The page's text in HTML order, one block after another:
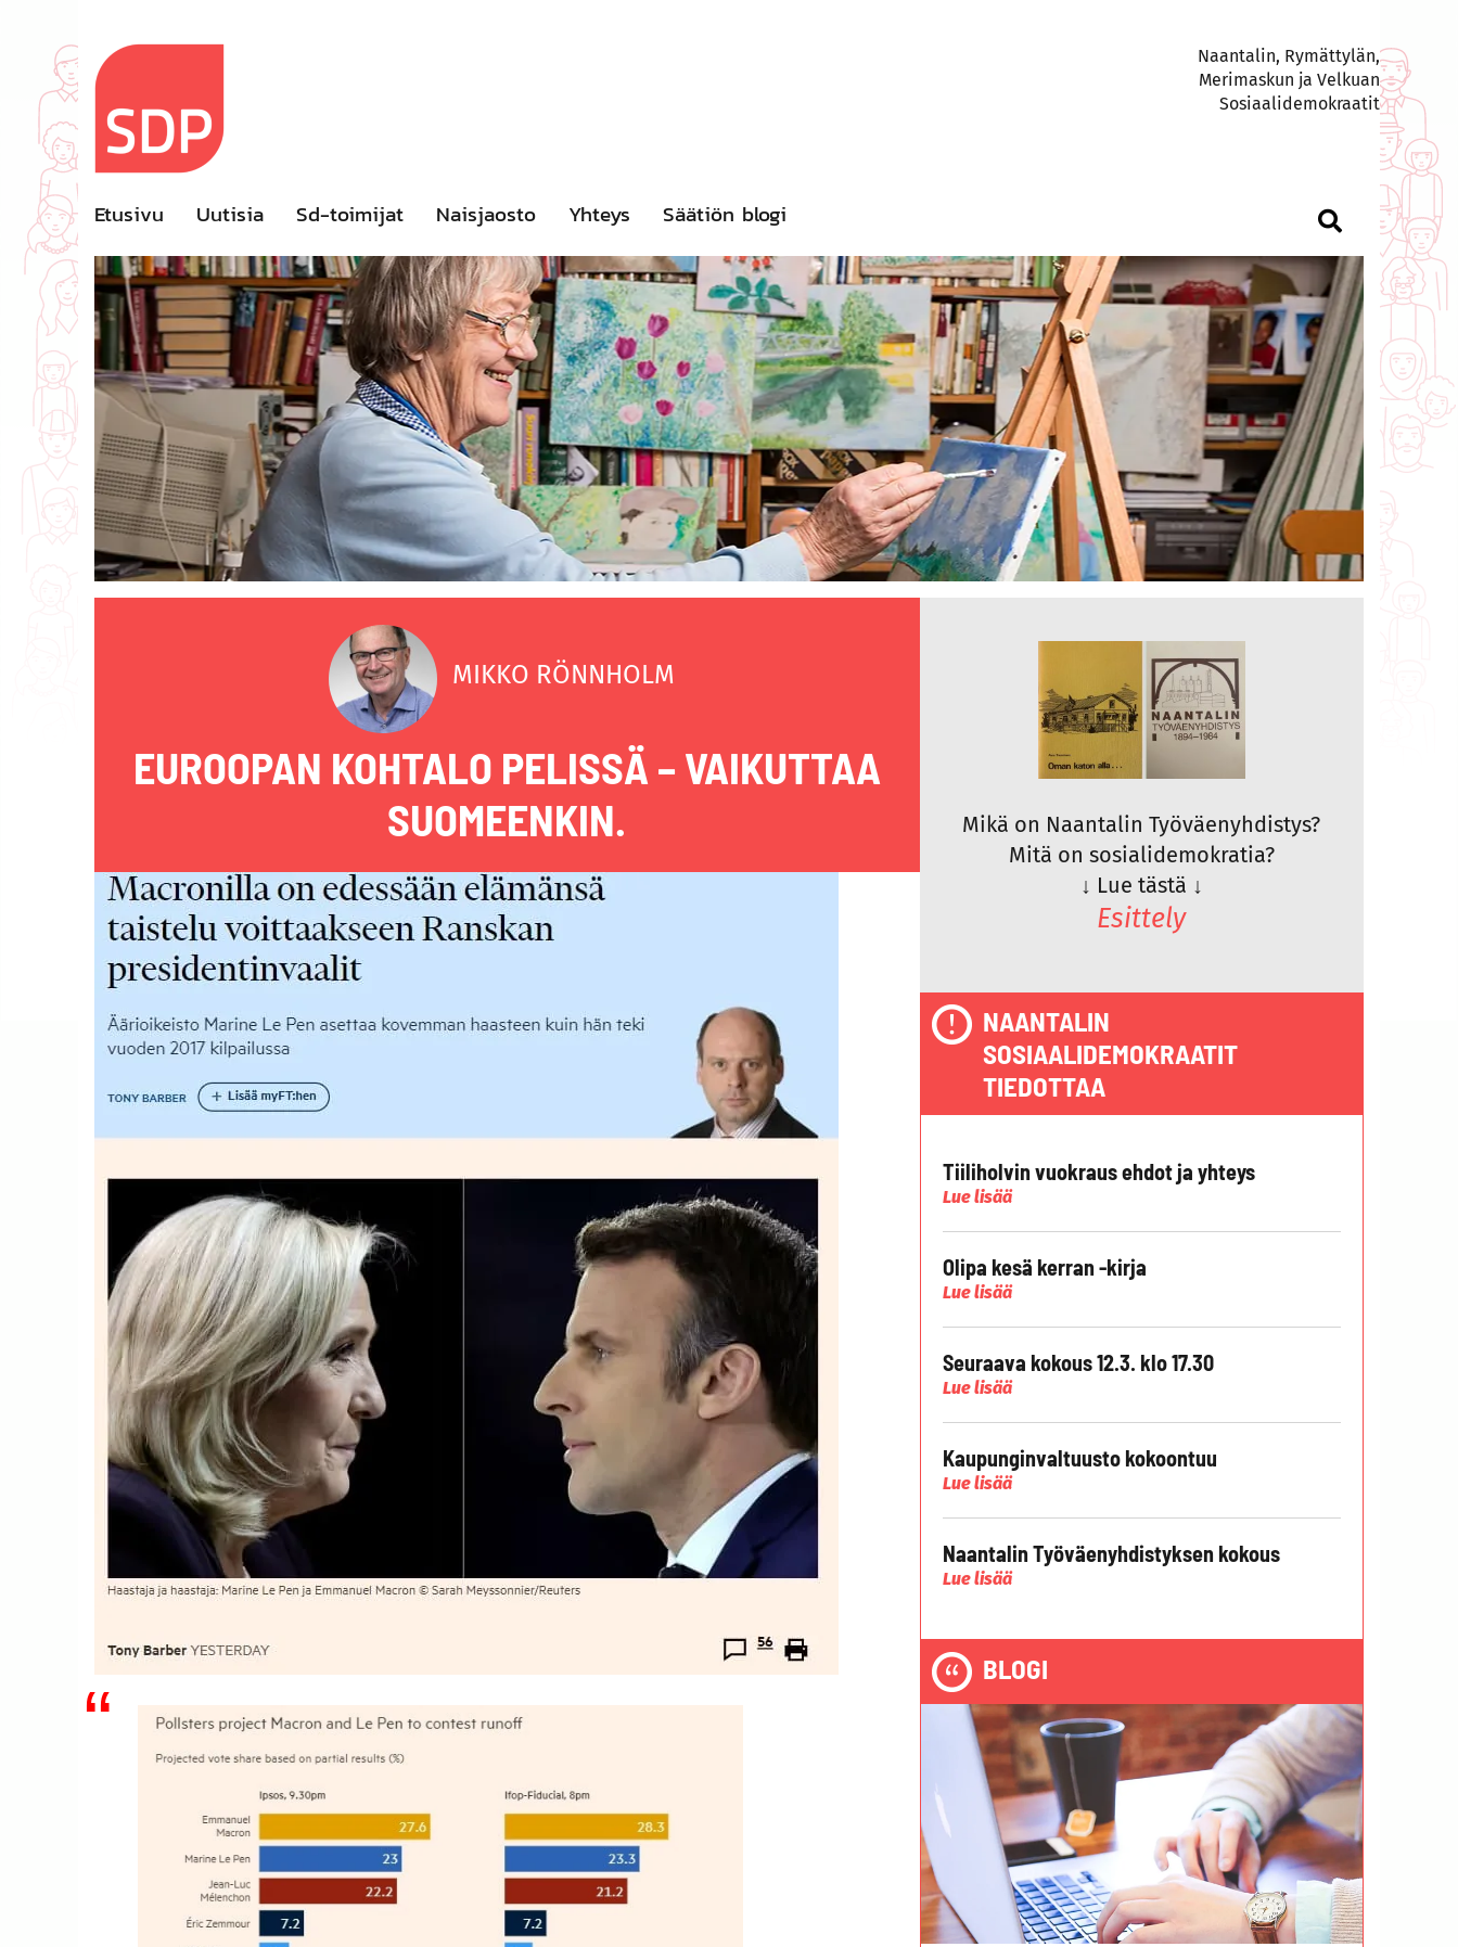
content
Naantalin, Rymättylän,
Merimaskun ja Velkuan
Sosiaalidemokraatit
Etusivu Uutisia Sd-toimijat Naisjaosto Yhteys Säätiön blogi
MIKKO RÖNNHOLM
EUROOPAN KOHTALO PELISSÄ – VAIKUTTAA
SUOMEENKIN.
Mikä on Naantalin Työväenyhdistys?
Mitä on sosialidemokratia?
↓ Lue tästä ↓
Esittely
NAANTALIN
SOSIAALIDEMOKRAATIT
TIEDOTTAA
Tiiliholvin vuokraus ehdot ja yhteys
Lue lisää
Olipa kesä kerran -kirja
Lue lisää
Seuraava kokous 12.3. klo 17.30
Lue lisää
Kaupunginvaltuusto kokoontuu
Lue lisää
Naantalin Työväenyhdistyksen kokous
Lue lisää
BLOGI